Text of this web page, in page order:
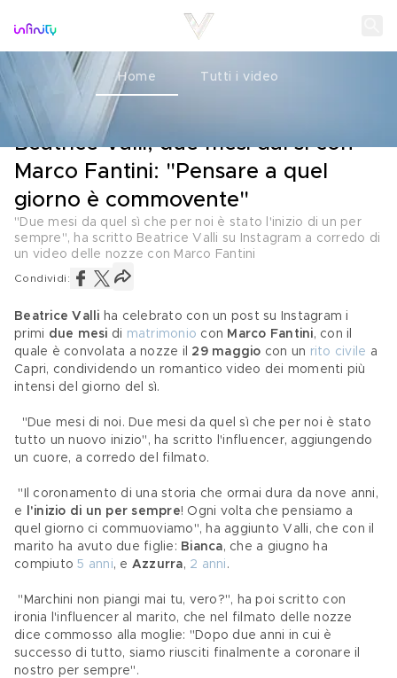
Home Tutti i video
AMORE
Beatrice Valli, due mesi dal sì con
Marco Fantini: "Pensare a quel
giorno è commovente"
"Due mesi da quel sì che per noi è stato l'inizio di un per
sempre", ha scritto Beatrice Valli su Instagram a corredo di
un video delle nozze con Marco Fantini
Condividi:
Beatrice Valli ha celebrato con un post su Instagram i
primi due mesi di matrimonio con Marco Fantini, con il
quale è convolata a nozze il 29 maggio con un rito civile a
Capri, condividendo un romantico video dei momenti più
intensi del giorno del sì.
tutto un nuovo inizio", ha scritto l'influencer, aggiungendo
un cuore, a corredo del filmato.
e
l'inizio di un per sempre! Ogni volta che pensiamo a
quel giorno ci commuoviamo", ha aggiunto Valli, che con il
marito ha avuto due figlie: Bianca, che a giugno ha
compiuto 5 anni, e Azzurra, 2 anni .
ironia l'influencer al marito, che nel filmato delle nozze
dice commosso alla moglie: "Dopo due anni in cui è
successo di tutto, siamo riusciti finalmente a coronare il
nostro per sempre".